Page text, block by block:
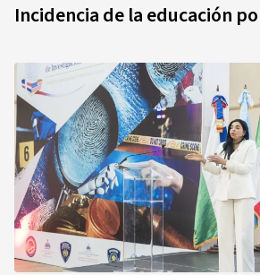
Incidencia de la educación